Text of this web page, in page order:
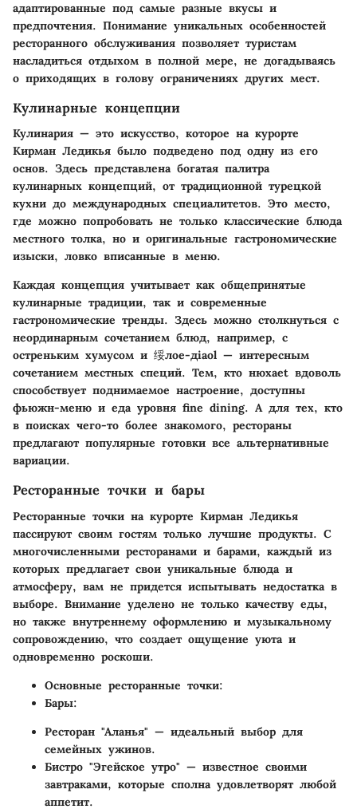
адаптированные под самые разные вкусы и
предпочтения. Понимание уникальных особенностей
ресторанного обслуживания позволяет туристам
насладиться отдыхом в полной мере, не догадываясь
о приходящих в голову ограничениях других мест.
Кулинарные концепции
Кулинария — это искусство, которое на курорте
Кирман Ледикья было подведено под одну из его
основ. Здесь представлена богатая палитра
кулинарных концепций, от традиционной турецкой
кухни до международных специалитетов. Это место,
где можно попробовать не только классические блюда
местного толка, но и оригинальные гастрономические
изыски, ловко вписанные в меню.
Каждая концепция учитывает как общепринятые
кулинарные традиции, так и современные
гастрономические тренды. Здесь можно столкнуться с
неординарным сочетанием блюд, например, с
остреньким хумусом и 绥лоe-діаol — интересным
сочетанием местных специй. Тем, кто нюхаеt вдоволь
способствует поднимаемое настроение, доступны
фьюжн-меню и еда уровня fine dining. А для тех, кто
в поисках чего-то более знакомого, рестораны
предлагают популярные готовки все альтернативные
вариации.
Ресторанные точки и бары
Ресторанные точки на курорте Кирман Ледикья
пассируют своим гостям только лучшие продукты. С
многочисленными ресторанами и барами, каждый из
которых предлагает свои уникальные блюда и
атмосферу, вам не придется испытывать недостатка в
выборе. Внимание уделено не только качеству еды,
но также внутреннему оформлению и музыкальному
сопровождению, что создает ощущение уюта и
одновременно роскоши.
Основные ресторанные точки:
Бары:
Ресторан "Аланья" — идеальный выбор для
семейных ужинов.
Бистро "Эгейское утро" — известное своими
завтраками, которые сполна удовлетворят любой
аппетит.